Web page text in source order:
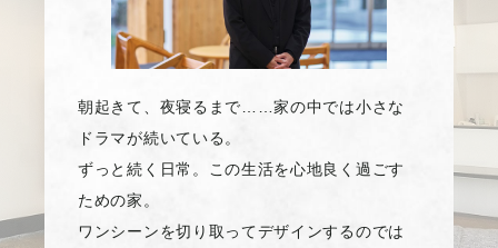
朝起きて、夜寝るまで……家の中では小さな
ドラマが続いている。
ずっと続く日常。この生活を心地良く過ごす
ための家。
ワンシーンを切り取ってデザインするのでは